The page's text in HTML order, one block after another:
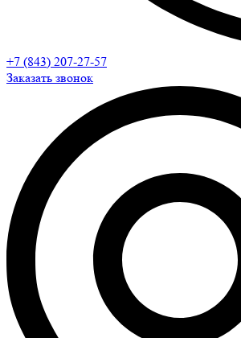
+7 (843) 207-27-57
Заказать звонок